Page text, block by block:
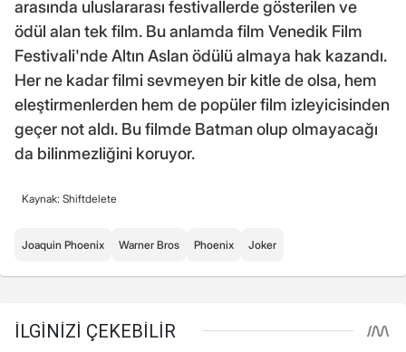
arasında uluslararası festivallerde gösterilen ve
ödül alan tek film. Bu anlamda film Venedik Film
Festivali'nde Altın Aslan ödülü almaya hak kazandı.
Her ne kadar filmi sevmeyen bir kitle de olsa, hem
eleştirmenlerden hem de popüler film izleyicisinden
geçer not aldı. Bu filmde Batman olup olmayacağı
da bilinmezliğini koruyor.
Kaynak: Shiftdelete
Joaquin Phoenix Warner Bros Phoenix Joker